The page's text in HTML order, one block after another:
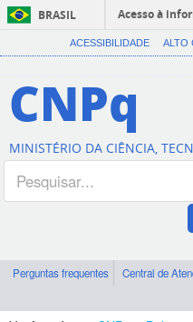
BRASIL
Acesso à
ACESSIBILIDADE ALTO
CNPq
MINISTÉRIO DA CIÊNCIA,
Perguntas frequentes Central de